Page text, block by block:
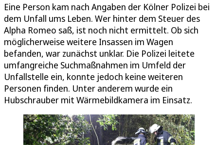
Eine Person kam nach Angaben der Kölner Polizei bei
dem Unfall ums Leben. Wer hinter dem Steuer des
Alpha Romeo saß, ist noch nicht ermittelt. Ob sich
möglicherweise weitere Insassen im Wagen
befanden, war zunächst unklar. Die Polizei leitete
umfangreiche Suchmaßnahmen im Umfeld der
Unfallstelle ein, konnte jedoch keine weiteren
Personen finden. Unter anderem wurde ein
Hubschrauber mit Wärmebildkamera im Einsatz.